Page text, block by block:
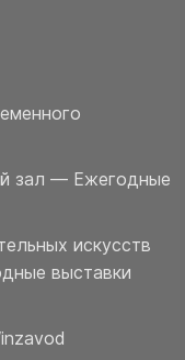
зал — Ежегодные
искусств
выставки